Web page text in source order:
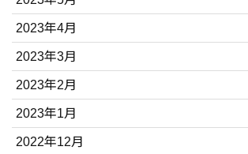
2023年4月
2023年3月
2023年2月
2023年1月
2022年12月